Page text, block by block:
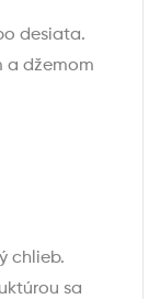
desiata.
a džemom
chlieb.
sa